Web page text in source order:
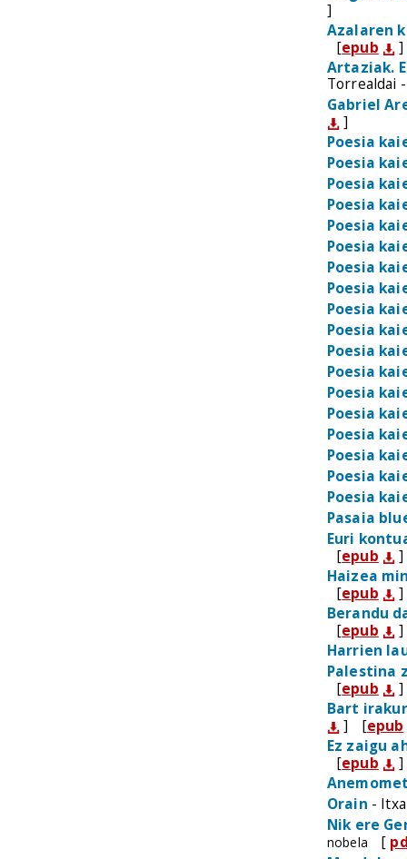
]
Azalaren
[epub
]
Artaziak.
Torrealdai
Gabriel
]
Poesia
Poesia
Poesia
Poesia
Poesia
Poesia
Poesia
Poesia
Poesia
Poesia
Poesia
Poesia
Poesia
Poesia
Poesia
Poesia
Poesia
Poesia
Pasaia
Euri
[epub
]
Haizea
[epub
]
Berandu
[epub
]
Harrien
Palestina
[epub
]
Bart
]
[epub
Ez zaigu
[epub
]
Orain -
Nik ere
nobela [